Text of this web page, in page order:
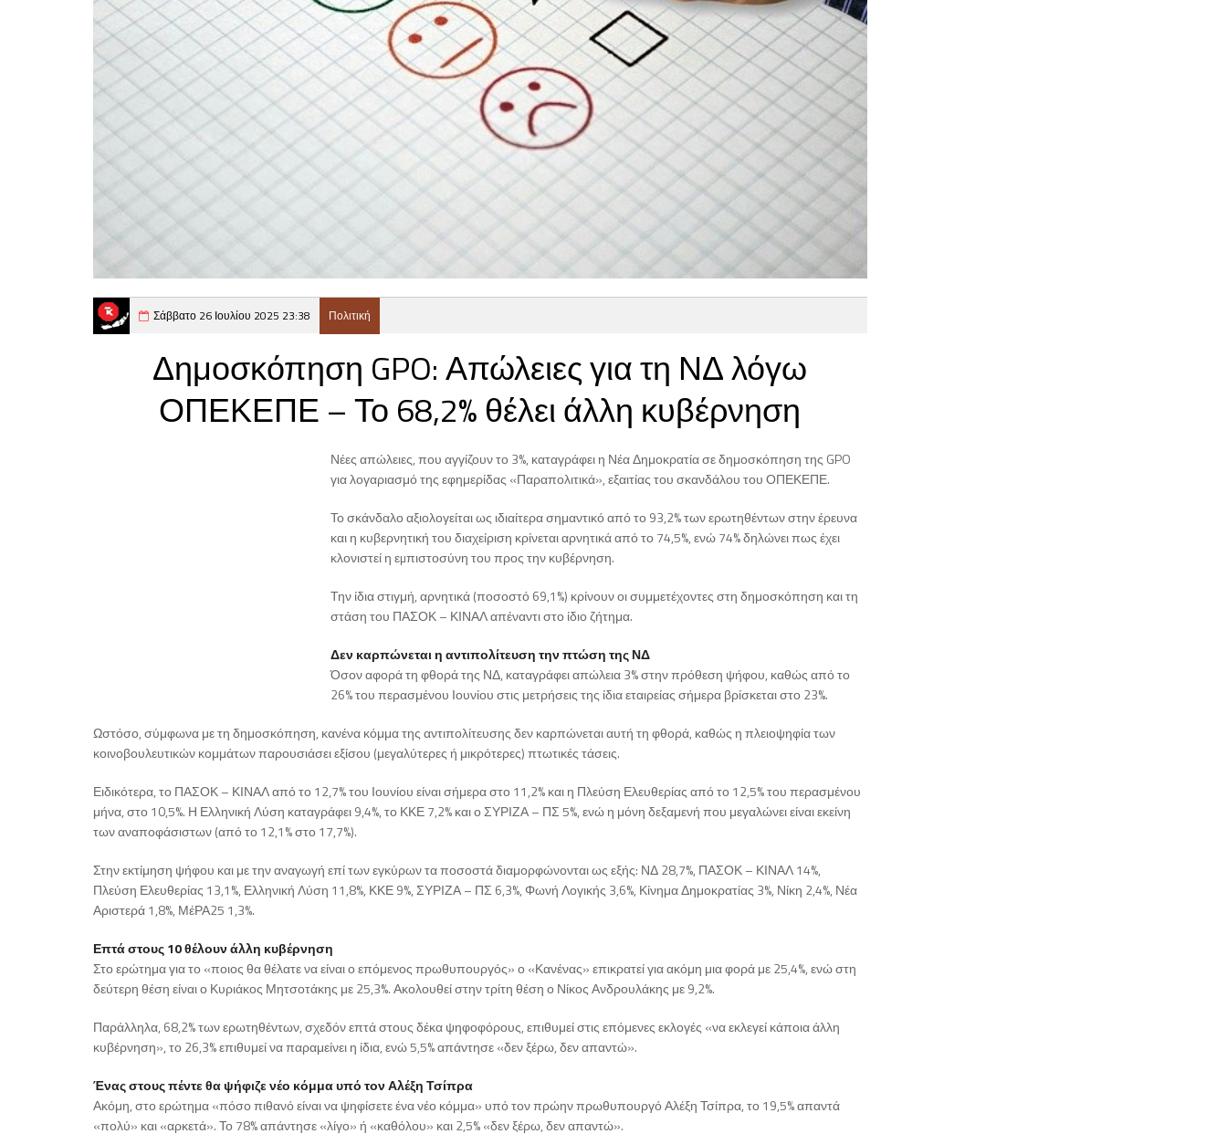
Σάββατο 26 Ιουλίου 2025 23:38 Πολιτική
Δημοσκόπηση GPO: Απώλειες για τη ΝΔ λόγω
ΟΠΕΚΕΠΕ – Το 68,2% θέλει άλλη κυβέρνηση
Νέες απώλειες, που αγγίζουν το 3%, καταγράφει η Νέα Δημοκρατία σε δημοσκόπηση της GPO
για λογαριασμό της εφημερίδας «Παραπολιτικά», εξαιτίας του σκανδάλου του ΟΠΕΚΕΠΕ.
Το σκάνδαλο αξιολογείται ως ιδιαίτερα σημαντικό από το 93,2% των ερωτηθέντων στην έρευνα
και η κυβερνητική του διαχείριση κρίνεται αρνητικά από το 74,5%, ενώ 74% δηλώνει πως έχει
κλονιστεί η εµπιστοσύνη του προς την κυβέρνηση.
Την ίδια στιγμή, αρνητικά (ποσοστό 69,1%) κρίνουν οι συμμετέχοντες στη δημοσκόπηση και τη
στάση του ΠΑΣΟΚ – ΚΙΝΑΛ απέναντι στο ίδιο ζήτημα.
Δεν καρπώνεται η αντιπολίτευση την πτώση της ΝΔ
Όσον αφορά τη φθορά της ΝΔ, καταγράφει απώλεια 3% στην πρόθεση ψήφου, καθώς από το
26% του περασμένου Ιουνίου στις μετρήσεις της ίδια εταιρείας σήμερα βρίσκεται στο 23%.
Ωστόσο, σύμφωνα με τη δημοσκόπηση, κανένα κόμμα της αντιπολίτευσης δεν καρπώνεται αυτή τη φθορά, καθώς η πλειοψηφία των
κοινοβουλευτικών κομμάτων παρουσιάσει εξίσου (μεγαλύτερες ή μικρότερες) πτωτικές τάσεις.
Ειδικότερα, το ΠΑΣΟΚ – ΚΙΝΑΛ από το 12,7% του Ιουνίου είναι σήμερα στο 11,2% και η Πλεύση Ελευθερίας από το 12,5% του περασμένου
μήνα, στο 10,5%. Η Ελληνική Λύση καταγράφει 9,4%, το ΚΚΕ 7,2% και ο ΣΥΡΙΖΑ – ΠΣ 5%, ενώ η μόνη δεξαμενή που μεγαλώνει είναι εκείνη
των αναποφάσιστων (από το 12,1% στο 17,7%).
Στην εκτίμηση ψήφου και με την αναγωγή επί των εγκύρων τα ποσοστά διαμορφώνονται ως εξής: ΝΔ 28,7%, ΠΑΣΟΚ – ΚΙΝΑΛ 14%,
Πλεύση Ελευθερίας 13,1%, Ελληνική Λύση 11,8%, ΚΚΕ 9%, ΣΥΡΙΖΑ – ΠΣ 6,3%, Φωνή Λογικής 3,6%, Κίνημα Δημοκρατίας 3%, Νίκη 2,4%, Νέα
Αριστερά 1,8%, ΜέΡΑ25 1,3%.
Επτά στους 10 θέλουν άλλη κυβέρνηση
Στο ερώτημα για το «ποιος θα θέλατε να είναι ο επόμενος πρωθυπουργός» ο «Κανένας» επικρατεί για ακόμη μια φορά με 25,4%, ενώ στη
δεύτερη θέση είναι ο Κυριάκος Μητσοτάκης με 25,3%. Ακολουθεί στην τρίτη θέση ο Νίκος Ανδρουλάκης με 9,2%.
Παράλληλα, 68,2% των ερωτηθέντων, σχεδόν επτά στους δέκα ψηφοφόρους, επιθυμεί στις επόμενες εκλογές «να εκλεγεί κάποια άλλη
κυβέρνηση», το 26,3% επιθυμεί να παραμείνει η ίδια, ενώ 5,5% απάντησε «δεν ξέρω, δεν απαντώ».
Ένας στους πέντε θα ψήφιζε νέο κόμμα υπό τον Αλέξη Τσίπρα
Ακόμη, στο ερώτημα «πόσο πιθανό είναι να ψηφίσετε ένα νέο κόμμα» υπό τον πρώην πρωθυπουργό Αλέξη Τσίπρα, το 19,5% απαντά
«πολύ» και «αρκετά». Το 78% απάντησε «λίγο» ή «καθόλου» και 2,5% «δεν ξέρω, δεν απαντώ».